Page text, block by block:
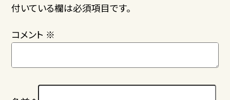
付いている欄は必須項目です。
コメント ※